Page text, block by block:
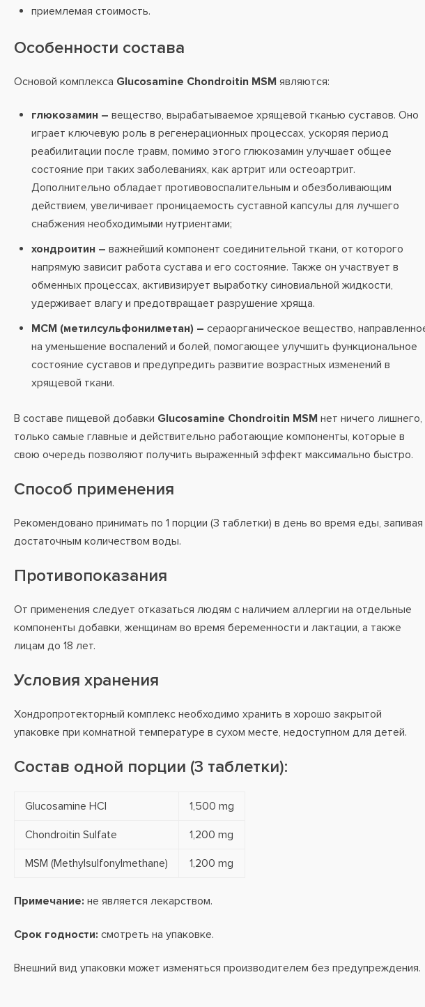
приемлемая стоимость.
Особенности состава
Основой комплекса Glucosamine Chondroitin MSM являются:
глюкозамин – вещество, вырабатываемое хрящевой тканью суставов. Оно
играет ключевую роль в регенерационных процессах, ускоряя период
реабилитации после травм, помимо этого глюкозамин улучшает общее
состояние при таких заболеваниях, как артрит или остеоартрит.
Дополнительно обладает противовоспалительным и обезболивающим
действием, увеличивает проницаемость суставной капсулы для лучшего
снабжения необходимыми нутриентами;
хондроитин – важнейший компонент соединительной ткани, от которого
напрямую зависит работа сустава и его состояние. Также он участвует в
обменных процессах, активизирует выработку синовиальной жидкости,
удерживает влагу и предотвращает разрушение хряща.
МСМ (метилсульфонилметан) – сераорганическое вещество,
на уменьшение воспалений и болей, помогающее улучшить функциональное
состояние суставов и предупредить развитие возрастных изменений в
хрящевой ткани.
В составе пищевой добавки Glucosamine Chondroitin MSM нет ничего лишнего,
только самые главные и действительно работающие компоненты, которые в
свою очередь позволяют получить выраженный эффект максимально быстро.
Способ применения
Рекомендовано принимать по 1 порции (3 таблетки) в день во время еды, запивая
достаточным количеством воды.
Противопоказания
От применения следует отказаться людям с наличием аллергии на отдельные
компоненты добавки, женщинам во время беременности и лактации, а также
лицам до 18 лет.
Условия хранения
Хондропротекторный комплекс необходимо хранить в хорошо закрытой
упаковке при комнатной температуре в сухом месте, недоступном для детей.
Состав одной порции (3 таблетки):
Glucosamine HCl 1,500 mg
Chondroitin Sulfate 1,200 mg
MSM (Methylsulfonylmethane) 1,200 mg
Примечание: не является лекарством.
Срок годности: смотреть на упаковке.
Внешний вид упаковки может изменяться производителем без предупреждения.